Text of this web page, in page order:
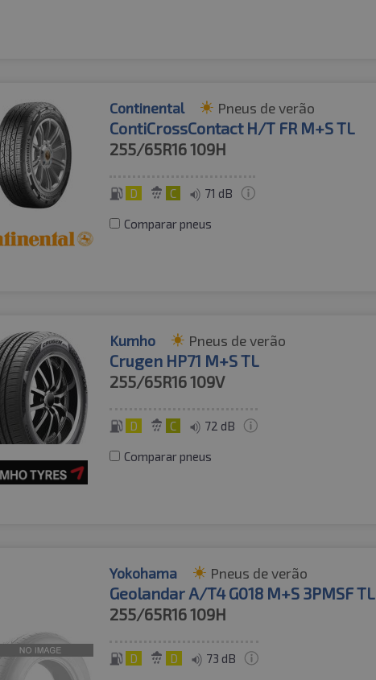
Continental Pneus de verão
ContiCrossContact H/T FR M+S TL
255/65R16109H
D C 71 dB
Comparar pneus
Kumho Pneus de verão
Crugen HP71 M+S TL
255/65R16109V
D C 72 dB
Comparar pneus
Yokohama Pneus de verão
Geolandar A/T4 G018 M+S 3PMSF TL
255/65R16109H
D D 73 dB